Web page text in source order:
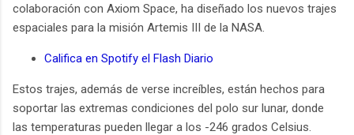
colaboración con Axiom Space, ha diseñado los nuevos trajes
espaciales para la misión Artemis III de la NASA.
Califica en Spotify el Flash Diario
Estos trajes, además de verse increíbles, están hechos para
soportar las extremas condiciones del polo sur lunar, donde
las temperaturas pueden llegar a los -246 grados Celsius.